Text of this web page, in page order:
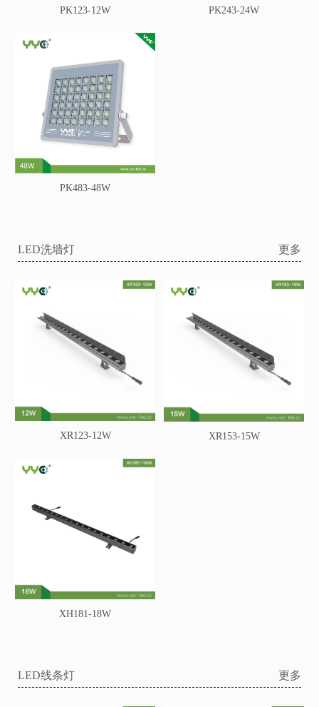
PK123-12W PK243-24W
PK483-48W
LED洗墙灯 更多
XR123-12W XR153-15W
XH181-18W
LED线条灯 更多